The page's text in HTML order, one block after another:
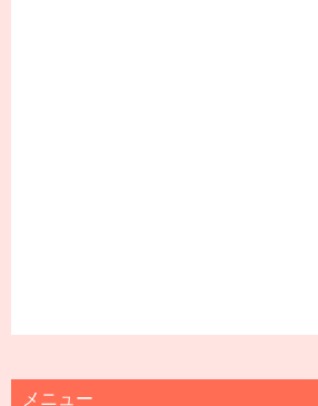
メニュー